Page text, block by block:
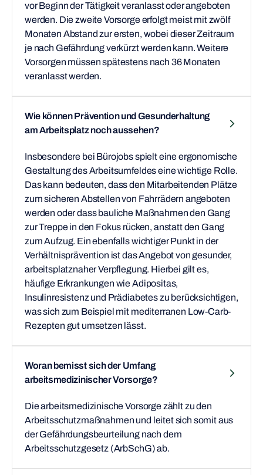
vor Beginn der Tätigkeit veranlasst oder angeboten
werden. Die zweite Vorsorge erfolgt meist mit zwölf
Monaten Abstand zur ersten, wobei dieser Zeitraum
je nach Gefährdung verkürzt werden kann. Weitere
Vorsorgen müssen spätestens nach 36 Monaten
veranlasst werden.
Wie können Prävention und Gesunderhaltung
am Arbeitsplatz noch aussehen?
Insbesondere bei Bürojobs spielt eine ergonomische
Gestaltung des Arbeitsumfeldes eine wichtige Rolle.
Das kann bedeuten, dass den Mitarbeitenden Plätze
zum sicheren Abstellen von Fahrrädern angeboten
werden oder dass bauliche Maßnahmen den Gang
zur Treppe in den Fokus rücken, anstatt den Gang
zum Aufzug. Ein ebenfalls wichtiger Punkt in der
Verhältnisprävention ist das Angebot von gesunder,
arbeitsplatznaher Verpflegung. Hierbei gilt es,
häufige Erkrankungen wie Adipositas,
Insulinresistenz und Prädiabetes zu berücksichtigen,
was sich zum Beispiel mit mediterranen Low-Carb-
Rezepten gut umsetzen lässt.
Woran bemisst sich der Umfang
arbeitsmedizinischer Vorsorge?
Die arbeitsmedizinische Vorsorge zählt zu den
Arbeitsschutzmaßnahmen und leitet sich somit aus
der Gefährdungsbeurteilung nach dem
Arbeitsschutzgesetz (ArbSchG) ab.